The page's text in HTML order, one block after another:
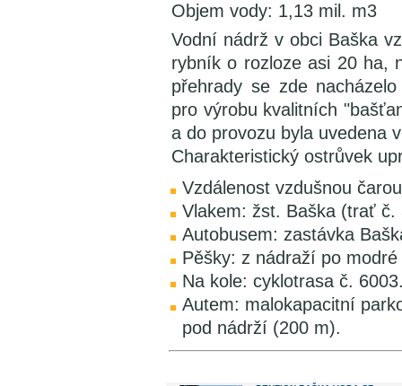
Objem vody: 1,13 mil. m3
Vodní nádrž v obci Baška
rybník o rozloze asi 20 ha,
přehrady se zde
pro výrobu kvalitních
a do provozu byla uvedena
Charakteristický ostrůvek
Vzdálenost vzdušnou
Vlakem: žst. Baška (trať
Autobusem: zastávka
Pěšky: z nádraží po modré
Na kole: cyklotrasa č.
Autem: malokapacitní
pod nádrží (200 m).